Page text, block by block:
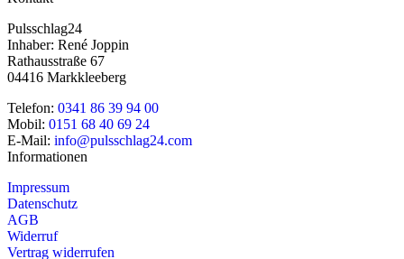
Pulsschlag24
Inhaber: René Joppin
Rathausstraße 67
04416 Markkleeberg
Telefon: 0341 86 39 94 00
Mobil: 0151 68 40 69 24
E-Mail: info@pulsschlag24.com
Informationen
Impressum
Datenschutz
AGB
Widerruf
Vertrag widerrufen